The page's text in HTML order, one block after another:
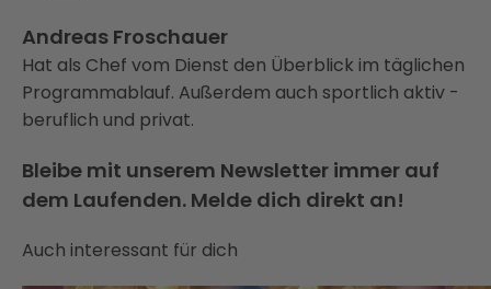
Andreas Froschauer
Hat als Chef vom Dienst den Überblick im täglichen
Programmablauf. Außerdem auch sportlich aktiv -
beruflich und privat.
Bleibe mit unserem Newsletter immer auf
dem Laufenden. Melde dich direkt an!
Auch interessant für dich